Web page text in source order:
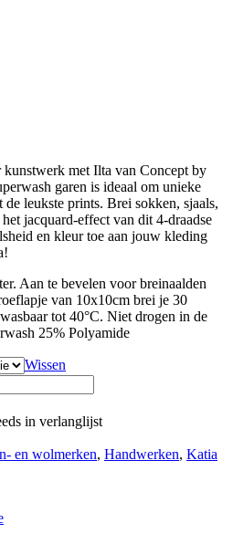
met Ilta van Concept by
garen is ideaal om unieke
leukste prints. Brei sokken, sjaals,
jacquard-effect van dit 4-draadse
en kleur toe aan jouw kleding
Aan te bevelen voor breinaalden
van 10x10cm brei je 30
tot 40°C. Niet drogen in de
25% Polyamide
Wissen
in verlanglijst
en wolmerken, Handwerken, Katia